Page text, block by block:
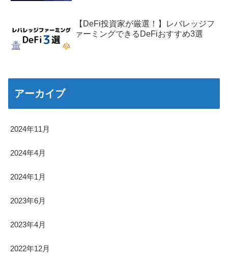
【DeFi投資家が厳選！】レバレッジフ
ァーミングできるDeFiおすすめ3選
アーカイブ
2024年11月
2024年4月
2024年1月
2023年6月
2023年4月
2022年12月